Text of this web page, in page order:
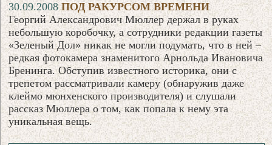
30.09.2008ПОД РАКУРСОМ ВРЕМЕНИ
Георгий Александрович Мюллер держал в руках
небольшую коробочку, а сотрудники редакции газеты
«Зеленый Дол» никак не могли подумать, что в ней –
редкая фотокамера знаменитого Арнольда Ивановича
Бренинга. Обступив известного историка, они с
трепетом рассматривали камеру (обнаружив даже
клеймо мюнхенского производителя) и слушали
рассказ Мюллера о том, как попала к нему эта
уникальная вещь.